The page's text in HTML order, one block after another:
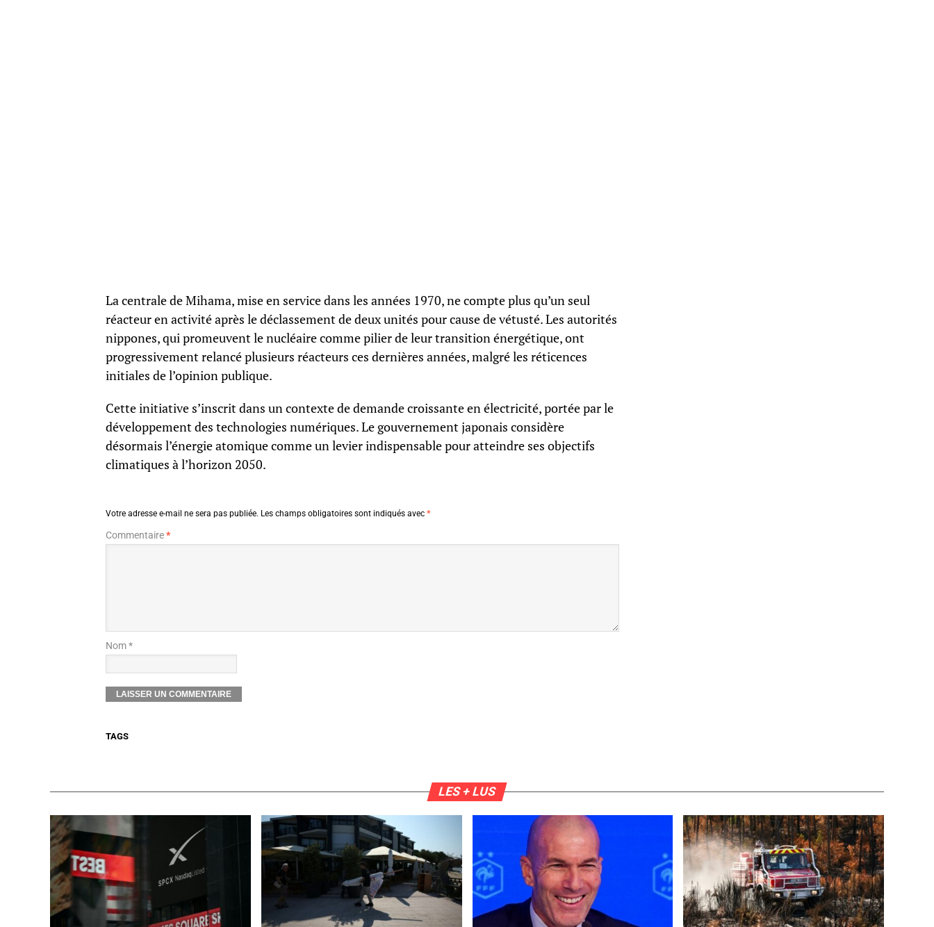
La centrale de Mihama, mise en service dans les années 1970, ne compte plus qu’un seul
réacteur en activité après le déclassement de deux unités pour cause de vétusté. Les autorités
nippones, qui promeuvent le nucléaire comme pilier de leur transition énergétique, ont
progressivement relancé plusieurs réacteurs ces dernières années, malgré les réticences
initiales de l’opinion publique.
Cette initiative s’inscrit dans un contexte de demande croissante en électricité, portée par le
développement des technologies numériques. Le gouvernement japonais considère
désormais l’énergie atomique comme un levier indispensable pour atteindre ses objectifs
climatiques à l’horizon 2050.
Votre adresse e-mail ne sera pas publiée. Les champs obligatoires sont indiqués avec *
Commentaire*
Nom *
TAGS
LES + LUS